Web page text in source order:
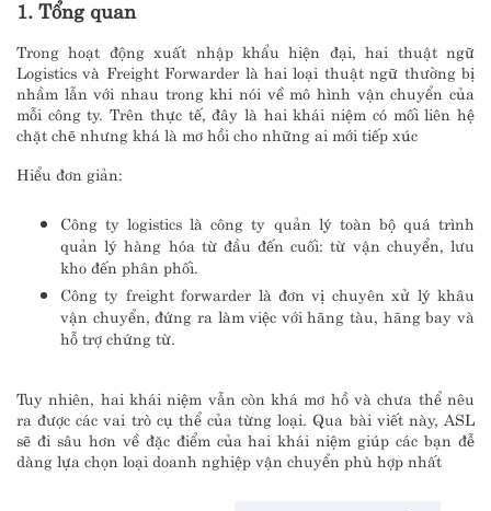
1. Tổng quan
Trong hoạt động xuất nhập khẩu hiện đại, hai thuật ngữ
Logistics và Freight Forwarder là hai loại thuật ngữ thường bị
nhầm lẫn với nhau trong khi nói về mô hình vận chuyển của
mỗi công ty. Trên thực tế, đây là hai khái niệm có mối liên hệ
chặt chẽ nhưng khá là mơ hồi cho những ai mới tiếp xúc
Hiểu đơn giản:
Công ty logistics là công ty quản lý toàn bộ quá trình
quản lý hàng hóa từ đầu đến cuối: từ vận chuyển, lưu
kho đến phân phối.
Công ty freight forwarder là đơn vị chuyên xử lý khâu
vận chuyển, đứng ra làm việc với hãng tàu, hãng bay và
hỗ trợ chứng từ.
Tuy nhiên, hai khái niệm vẫn còn khá mơ hồ và chưa thể nêu
ra được các vai trò cụ thể của từng loại. Qua bài viết này, ASL
sẽ đi sâu hơn về đặc điểm của hai khái niệm giúp các bạn đễ
dàng lựa chọn loại doanh nghiệp vận chuyển phù hợp nhất